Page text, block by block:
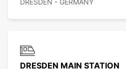
DRESDEN - GERMANY
DRESDEN MAIN STATION